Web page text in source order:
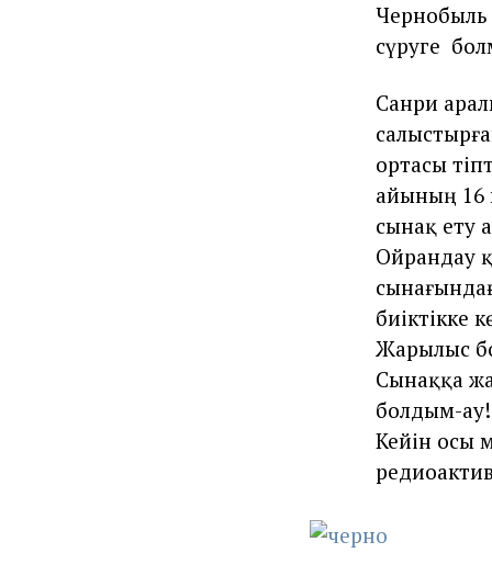
Чернобыль
сүруге
Санри
ортасы
айының 16
сынақ ету
Ойрандау
биіктікке
Жарылыс
Сынаққа
болдым-
Кейін осы